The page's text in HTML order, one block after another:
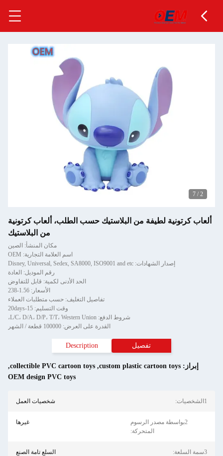
2
/
7
ألعاب كرتونية لطيفة من البلاستيك حسب الطلب، ألعاب كرتونية
من البلاستيك
مكان المنشأ: الصين
اسم العلامة التجارية: OEM
إصدار الشهادات: Disney, Universal, Sedex, SA8000, ISO9001 and etc
رقم الموديل: العادة
الحد الأدنى لكمية: قابل للتفاوض
الأسعار: 1.56-238
تفاصيل التغليف: حسب متطلبات العملاء
وقت التسليم: 15-20days
شروط الدفع: L/C، D/A، D/P، T/T، Western Union،
القدرة على العرض: 100000 قطعة / الشهر
تفصيل Description
إبراز: custom plastic cartoon toys
,
collectible PVC cartoon toys
,
OEM design PVC toys
1الشخصيات: شخصيات العمل
2بواسطة مصدر الرسوم
المتحركة:
غيرها
3سمة السلعة: السلع تامة الصنع